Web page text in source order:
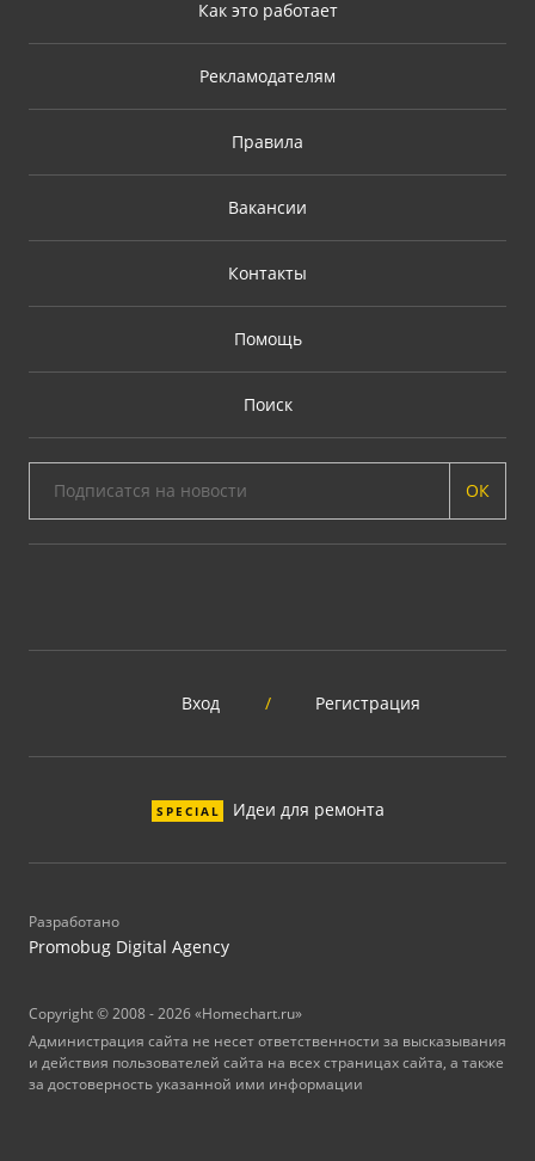
Как это работает
Рекламодателям
Правила
Вакансии
Контакты
Помощь
Поиск
ОК
Вход / Регистрация
SPECIAL Идеи для ремонта
Разработано
Promobug Digital Agency
Copyright © 2008 - 2026 «Homechart.ru»
Администрация сайта не несет ответственности за высказывания
и действия пользователей сайта на всех страницах сайта, а также
за достоверность указанной ими информации